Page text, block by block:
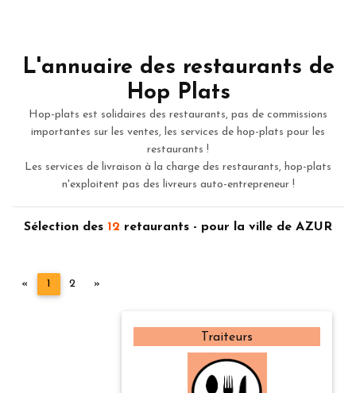
L'annuaire des restaurants de
Hop Plats
Hop-plats est solidaires des restaurants, pas de commissions
importantes sur les ventes, les services de hop-plats pour les
restaurants !
Les services de livraison à la charge des restaurants, hop-plats
n'exploitent pas des livreurs auto-entrepreneur !
Sélection des 12 retaurants - pour la ville de AZUR
« Précédent
1 2 »
Traiteurs